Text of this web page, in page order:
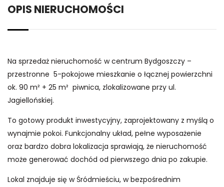
OPIS NIERUCHOMOŚCI
Na sprzedaż nieruchomość w centrum Bydgoszczy –
przestronne 5-pokojowe mieszkanie o łącznej powierzchni
ok. 90 m² + 25 m² piwnica, zlokalizowane przy ul.
Jagiellońskiej.
To gotowy produkt inwestycyjny, zaprojektowany z myślą o
wynajmie pokoi. Funkcjonalny układ, pełne wyposażenie
oraz bardzo dobra lokalizacja sprawiają, że nieruchomość
może generować dochód od pierwszego dnia po zakupie.
Lokal znajduje się w Śródmieściu, w bezpośrednim